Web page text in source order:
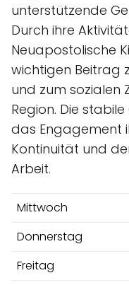
unterstützende
Durch ihre
Neuapostolische
wichtigen Beitrag
und zum sozialen
Region. Die
das Engagement
Kontinuität und
Arbeit.
Mittwoch
Donnerstag
Freitag